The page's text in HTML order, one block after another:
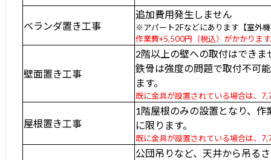
ベランダ置き工事
追加費用発生しません
※アパート2Fなどにあります【室外
作業費+5,500円（税込）がかかりま
壁面置き工事
2階以上の壁への取付はできま
鉄骨は強度の問題で取付不可
ます。
既に金具が設置されている場合は、
屋根置き工事
1階屋根のみの設置となり、作
に限ります。
既に金具が設置されている場合は、
公団吊りなど、天井から吊る